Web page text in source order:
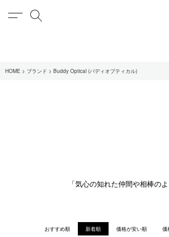
MENU
HOME ブランド Buddy Optical (バディオプティカル)
「気心の知れた仲間や相棒の
おすすめ順 新着順 価格が安い順 価